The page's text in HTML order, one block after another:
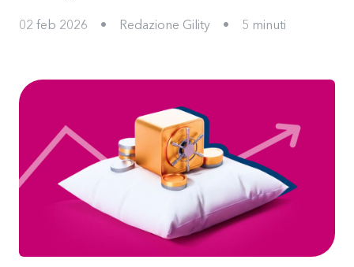
02 feb 2026 • Redazione Gility • 5 minuti